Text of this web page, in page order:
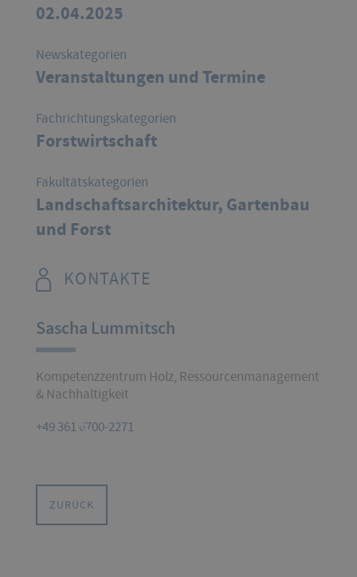
02.04.2025
Newskategorien
Veranstaltungen und Termine
Fachrichtungskategorien
Forstwirtschaft
Fakultätskategorien
Landschaftsarchitektur, Gartenbau
und Forst
KONTAKTE
Sascha Lummitsch
Kompetenzzentrum Holz, Ressourcenmanagement
& Nachhaltigkeit
+49 361 6700-2271
ZURÜCK